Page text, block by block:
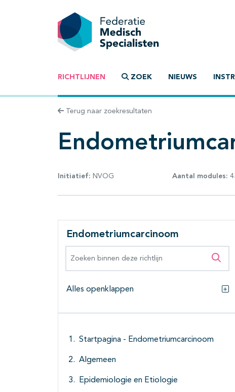
RICHTLIJNEN ZOEK NIEUWS
Terug naar zoekresultaten
Initiatief: NVOG Aantal modules:
Endometriumcarcinoom
Alles openklappen
Startpagina - Endometriumcarcinoom
Algemeen
Epidemiologie en Etiologie